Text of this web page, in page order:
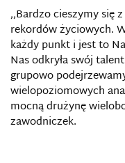
,,Bardzo cieszymy się
rekordów życiowych.
każdy punkt i jest to
Nas odkryła swój
grupowo
wielopoziomowych
mocną drużynę
zawodniczek.